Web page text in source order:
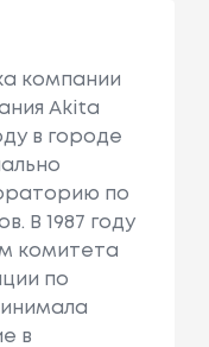
компании
Akita
в городе
по
В 1987 году
комитета
по
в